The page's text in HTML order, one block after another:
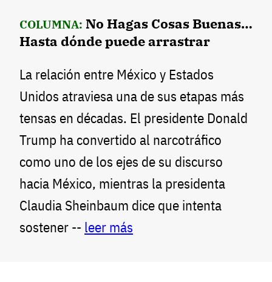
COLUMNA: No Hagas Cosas Buenas…
Hasta dónde puede arrastrar
La relación entre México y Estados
Unidos atraviesa una de sus etapas más
tensas en décadas. El presidente Donald
Trump ha convertido al narcotráfico
como uno de los ejes de su discurso
hacia México, mientras la presidenta
Claudia Sheinbaum dice que intenta
sostener -- leer más